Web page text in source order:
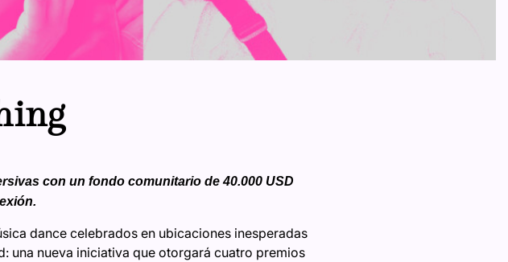
con un fondo comunitario de 40.000 USD
dance celebrados en ubicaciones inesperadas
una nueva iniciativa que otorgará cuatro premios